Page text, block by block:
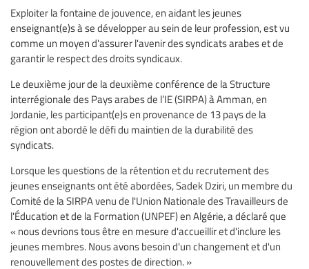
Exploiter la fontaine de jouvence, en aidant les jeunes
enseignant(e)s à se développer au sein de leur profession, est vu
comme un moyen d'assurer l'avenir des syndicats arabes et de
garantir le respect des droits syndicaux.
Le deuxième jour de la deuxième conférence de la Structure
interrégionale des Pays arabes de l’IE (SIRPA) à Amman, en
Jordanie, les participant(e)s en provenance de 13 pays de la
région ont abordé le défi du maintien de la durabilité des
syndicats.
Lorsque les questions de la rétention et du recrutement des
jeunes enseignants ont été abordées, Sadek Dziri, un membre du
Comité de la SIRPA venu de l'Union Nationale des Travailleurs de
l'Éducation et de la Formation (UNPEF) en Algérie, a déclaré que
« nous devrions tous être en mesure d'accueillir et d'inclure les
jeunes membres. Nous avons besoin d'un changement et d'un
renouvellement des postes de direction. »